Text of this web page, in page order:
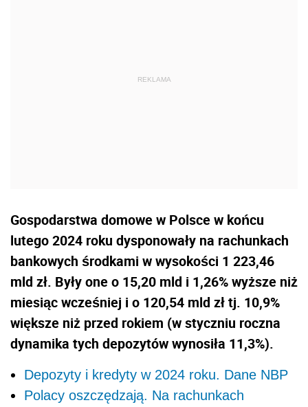
Gospodarstwa domowe w Polsce w końcu
lutego 2024 roku dysponowały na rachunkach
bankowych środkami w wysokości 1 223,46
mld zł. Były one o 15,20 mld i 1,26% wyższe niż
miesiąc wcześniej i o 120,54 mld zł tj. 10,9%
większe niż przed rokiem (w styczniu roczna
dynamika tych depozytów wynosiła 11,3%).
Depozyty i kredyty w 2024 roku. Dane NBP
Polacy oszczędzają. Na rachunkach